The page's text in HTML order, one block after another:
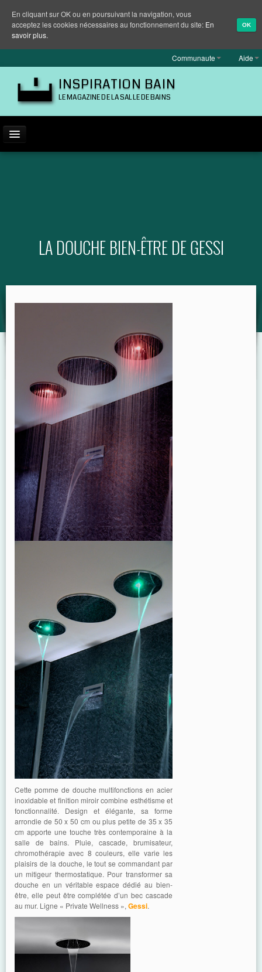
Communaute Aide
INSPIRATION BAIN
LE MAGAZINE DE LA SALLE DE BAINS
GUIDE
LA DOUCHE BIEN-ÊTRE DE GESSI
Cette pomme de douche multifonctions en acier
inoxidable et finition miroir combine esthétisme et
fonctionnalité. Design et élégante, sa forme
arrondie de 50 x 50 cm ou plus petite de 35 x 35
cm apporte une touche très contemporaine à la
salle de bains. Pluie, cascade, brumisateur,
chromothérapie avec 8 couleurs, elle varie les
plaisirs de la douche, le tout se commandant par
un mitigeur thermostatique. Pour transformer sa
douche en un véritable espace dédié au bien-
être, elle peut être complétée d’un bec cascade
au mur. Ligne « Private Wellness », Gessi.
En cliquant sur OK ou en poursuivant la navigation, vous
acceptez les cookies nécessaires au fonctionnement du site: En
savoir plus.
OK